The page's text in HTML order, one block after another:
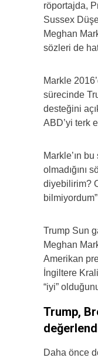
röportajda,
Sussex
Meghan
sözleri de
Markle
sürecinde
desteğini
ABD’yi terk
Markle’ın
olmadığını
diyebilirim?
Trump Sun
Meghan
Amerikan
İngiltere
“iyi”
Trump,
Daha önce